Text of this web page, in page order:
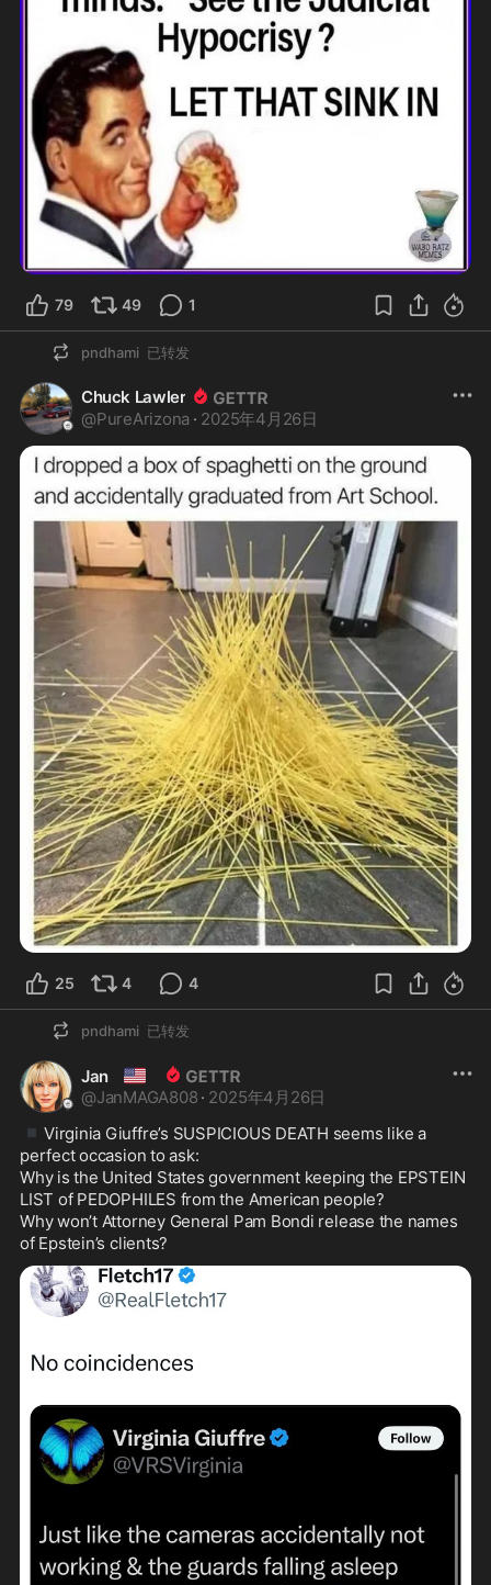
79 49 1
pndhami 已转发
Chuck Lawler
@PureArizona · 2025年4月26日
25 4 4
pndhami 已转发
Jan 🇺🇸
@JanMAGA808 · 2025年4月26日
▪️ Virginia Giuffre’s SUSPICIOUS DEATH seems like a
perfect occasion to ask:
Why is the United States government keeping the EPSTEIN
LIST of PEDOPHILES from the American people?
Why won’t Attorney General Pam Bondi release the names
of Epstein’s clients?